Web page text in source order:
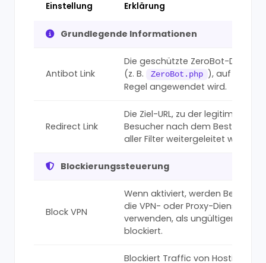
Einstellung Erklärung
Grundlegende Informationen
Antibot Link
Die geschützte ZeroBot-Datei
(z. B.
ZeroBot.php ), auf die die
Regel angewendet wird.
Redirect Link
Die Ziel-URL, zu der legitime
Besucher nach dem Bestehen
aller Filter weitergeleitet werden.
Blockierungssteuerung
Block VPN
Wenn aktiviert, werden Besucher,
die VPN- oder Proxy-Dienste
verwenden, als ungültiger Traffic
blockiert.
Blockiert Traffic von Hosting-